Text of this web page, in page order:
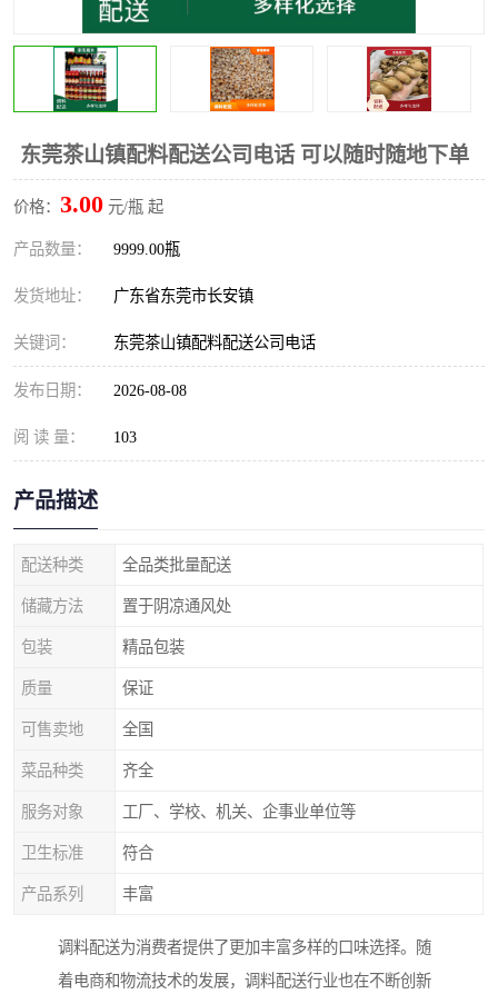
东莞茶山镇配料配送公司电话 可以随时随地下单
价格： 3.00 元/瓶 起
产品数量： 9999.00瓶
发货地址： 广东省东莞市长安镇
关键词： 东莞茶山镇配料配送公司电话
发布日期： 2026-08-08
阅 读 量： 103
产品描述
配送种类 全品类批量配送
储藏方法 置于阴凉通风处
包装 精品包装
质量 保证
可售卖地 全国
菜品种类 齐全
服务对象 工厂、学校、机关、企事业单位等
卫生标准 符合
产品系列 丰富
调料配送为消费者提供了更加丰富多样的口味选择。随
着电商和物流技术的发展，调料配送行业也在不断创新